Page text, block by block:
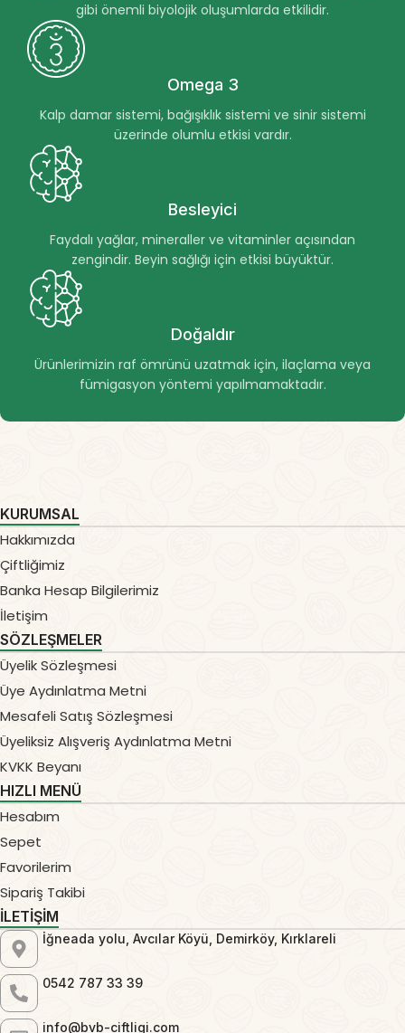
gibi önemli biyolojik oluşumlarda etkilidir.
Omega 3
Kalp damar sistemi, bağışıklık sistemi ve sinir sistemi
üzerinde olumlu etkisi vardır.
Besleyici
Faydalı yağlar, mineraller ve vitaminler açısından
zengindir. Beyin sağlığı için etkisi büyüktür.
Doğaldır
Ürünlerimizin raf ömrünü uzatmak için, ilaçlama veya
fümigasyon yöntemi yapılmamaktadır.
KURUMSAL
Hakkımızda
Çiftliğimiz
Banka Hesap Bilgilerimiz
İletişim
SÖZLEŞMELER
Üyelik Sözleşmesi
Üye Aydınlatma Metni
Mesafeli Satış Sözleşmesi
Üyeliksiz Alışveriş Aydınlatma Metni
KVKK Beyanı
HIZLI MENÜ
Hesabım
Sepet
Favorilerim
Sipariş Takibi
İLETİŞİM
İğneada yolu, Avcılar Köyü, Demirköy, Kırklareli
0542 787 33 39
info@bvb-ciftligi.com